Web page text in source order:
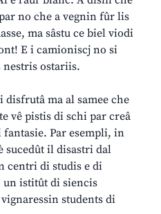
no che a vegnin fûr lis
ma sâstu ce biel viodi
E i camioniscj no si
nestris ostariis.
ma al samee che
vê pistis di schi par creâ
fantasie. Par esempli, in
sucedût il disastri dal
centri di studis e di
un istitût di siencis
students di